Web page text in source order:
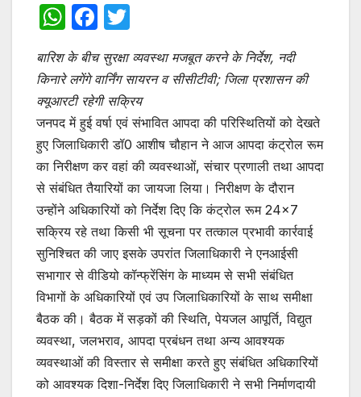
W
h
at
s
A
p
p
F
c
e
b
o
o
k
itt
er
बारिश के बीच सुरक्षा व्यवस्था मजबूत करने के निर्देश, नदी
किनारे लगेंगे वार्निंग सायरन व सीसीटीवी; जिला प्रशासन की
क्यूआरटी रहेगी सक्रिय
जनपद में हुई वर्षा एवं संभावित आपदा की परिस्थितियों को देखते
हुए जिलाधिकारी डॉ0 आशीष चौहान ने आज आपदा कंट्रोल रूम
का निरीक्षण कर वहां की व्यवस्थाओं, संचार प्रणाली तथा आपदा
से संबंधित तैयारियों का जायजा लिया। निरीक्षण के दौरान
उन्होंने अधिकारियों को निर्देश दिए कि कंट्रोल रूम 24×7
सक्रिय रहे तथा किसी भी सूचना पर तत्काल प्रभावी कार्रवाई
सुनिश्चित की जाए इसके उपरांत जिलाधिकारी ने एनआईसी
सभागार से वीडियो कॉन्फ्रेंसिंग के माध्यम से सभी संबंधित
विभागों के अधिकारियों एवं उप जिलाधिकारियों के साथ समीक्षा
बैठक की। बैठक में सड़कों की स्थिति, पेयजल आपूर्ति, विद्युत
व्यवस्था, जलभराव, आपदा प्रबंधन तथा अन्य आवश्यक
व्यवस्थाओं की विस्तार से समीक्षा करते हुए संबंधित अधिकारियों
को आवश्यक दिशा-निर्देश दिए जिलाधिकारी ने सभी निर्माणदायी